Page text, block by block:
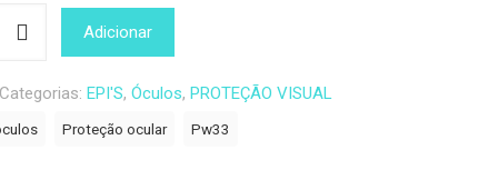
Adicionar
Categorias: EPI'S, Óculos, PROTEÇÃO VISUAL
Proteção ocular Pw33